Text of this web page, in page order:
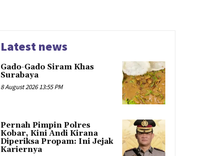
Latest news
Gado-Gado Siram Khas
Surabaya
8 August 2026 13:55 PM
Pernah Pimpin Polres
Kobar, Kini Andi Kirana
Diperiksa Propam: Ini Jejak
Kariernya